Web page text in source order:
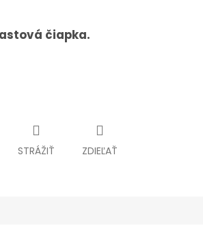
čiapka.
STRÁŽIŤ ZDIEĽAŤ